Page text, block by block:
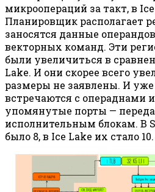
микроопераций за такт, в
Планировщик располагает
заносятся данные
векторных команд. Эти
были увеличиться в
Lake. И они скорее всего
размеры не заявлены. И
встречаются с операднами
упомянутые порты —
исполнительным блокам. В
было 8, в Ice Lake их стало 10.